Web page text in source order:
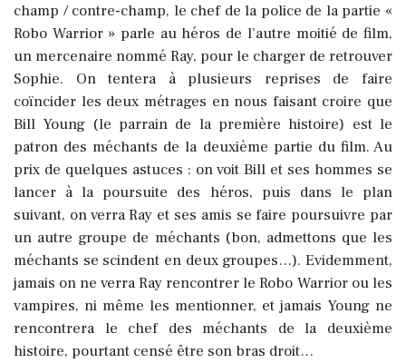
champ / contre-champ, le chef de la police de la partie «
Robo Warrior » parle au héros de l’autre moitié de film,
un mercenaire nommé Ray, pour le charger de retrouver
Sophie. On tentera à plusieurs reprises de faire
coïncider les deux métrages en nous faisant croire que
Bill Young (le parrain de la première histoire) est le
patron des méchants de la deuxième partie du film. Au
prix de quelques astuces : on voit Bill et ses hommes se
lancer à la poursuite des héros, puis dans le plan
suivant, on verra Ray et ses amis se faire poursuivre par
un autre groupe de méchants (bon, admettons que les
méchants se scindent en deux groupes…). Evidemment,
jamais on ne verra Ray rencontrer le Robo Warrior ou les
vampires, ni même les mentionner, et jamais Young ne
rencontrera le chef des méchants de la deuxième
histoire, pourtant censé être son bras droit…